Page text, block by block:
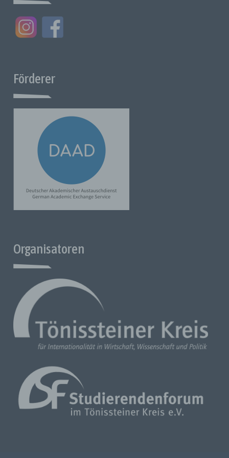
Förderer
Organisatoren
j) Dritter
Dritter ist eine natürliche oder juristische Person, Behörde,
Einrichtung oder andere Stelle außer der betroffenen Person,
personenbezogene Daten zu verarbeiten.
k) Einwilligung
Die Einwilligung der betroffenen Person ist jede
Willensbekundung, die ohne Zwang, für den konkreten Fall, in
Kenntnis der Sachlage und unmissverständlich erfolgt und mit
der die betroffene Person durch eine Erklärung oder eine
eindeutige bestätigende Handlung ihr Einverständnis mit der
Verarbeitung der sie betreffenden personenbezogenen
Daten zum Ausdruck bringt.
Name und Anschrift des für die Verarbeitung Verantwortlichen
[Studierendenforum im Tönissteiner Kreis e.V.]
[ Breite Straße 29]
[ 10178 ] [Berlin]
[Deutschland]
[030 / 206 167 52]
[vorstand@toenissteiner-studierendenforum.de]
Die Internetseiten von uns verwenden Cookies, Localstorage
und Sessionstorage. Dies dient dazu, unser Angebot
nutzerfreundlicher, effektiver und sicherer zu machen.
Localstorage und Sessionstorage ist eine Technologie, die
von Ihrem Browser verwendet wird, um Daten auf Ihrem